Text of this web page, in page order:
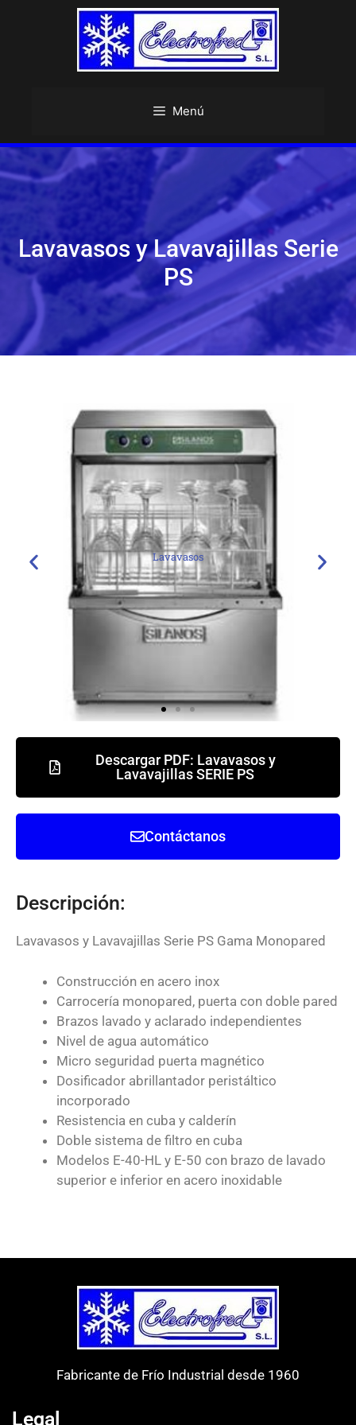
Menú
Lavavasos y Lavavajillas Serie
PS
Descargar PDF: Lavavasos y
Lavavajillas SERIE PS
Contáctanos
Descripción:
Lavavasos y Lavavajillas Serie PS Gama Monopared
Construcción en acero inox
Carrocería monopared, puerta con doble pared
Brazos lavado y aclarado independientes
Nivel de agua automático
Micro seguridad puerta magnético
Dosificador abrillantador peristáltico
incorporado
Resistencia en cuba y calderín
Doble sistema de filtro en cuba
Modelos E-40-HL y E-50 con brazo de lavado
superior e inferior en acero inoxidable
Fabricante de Frío Industrial desde 1960
Legal